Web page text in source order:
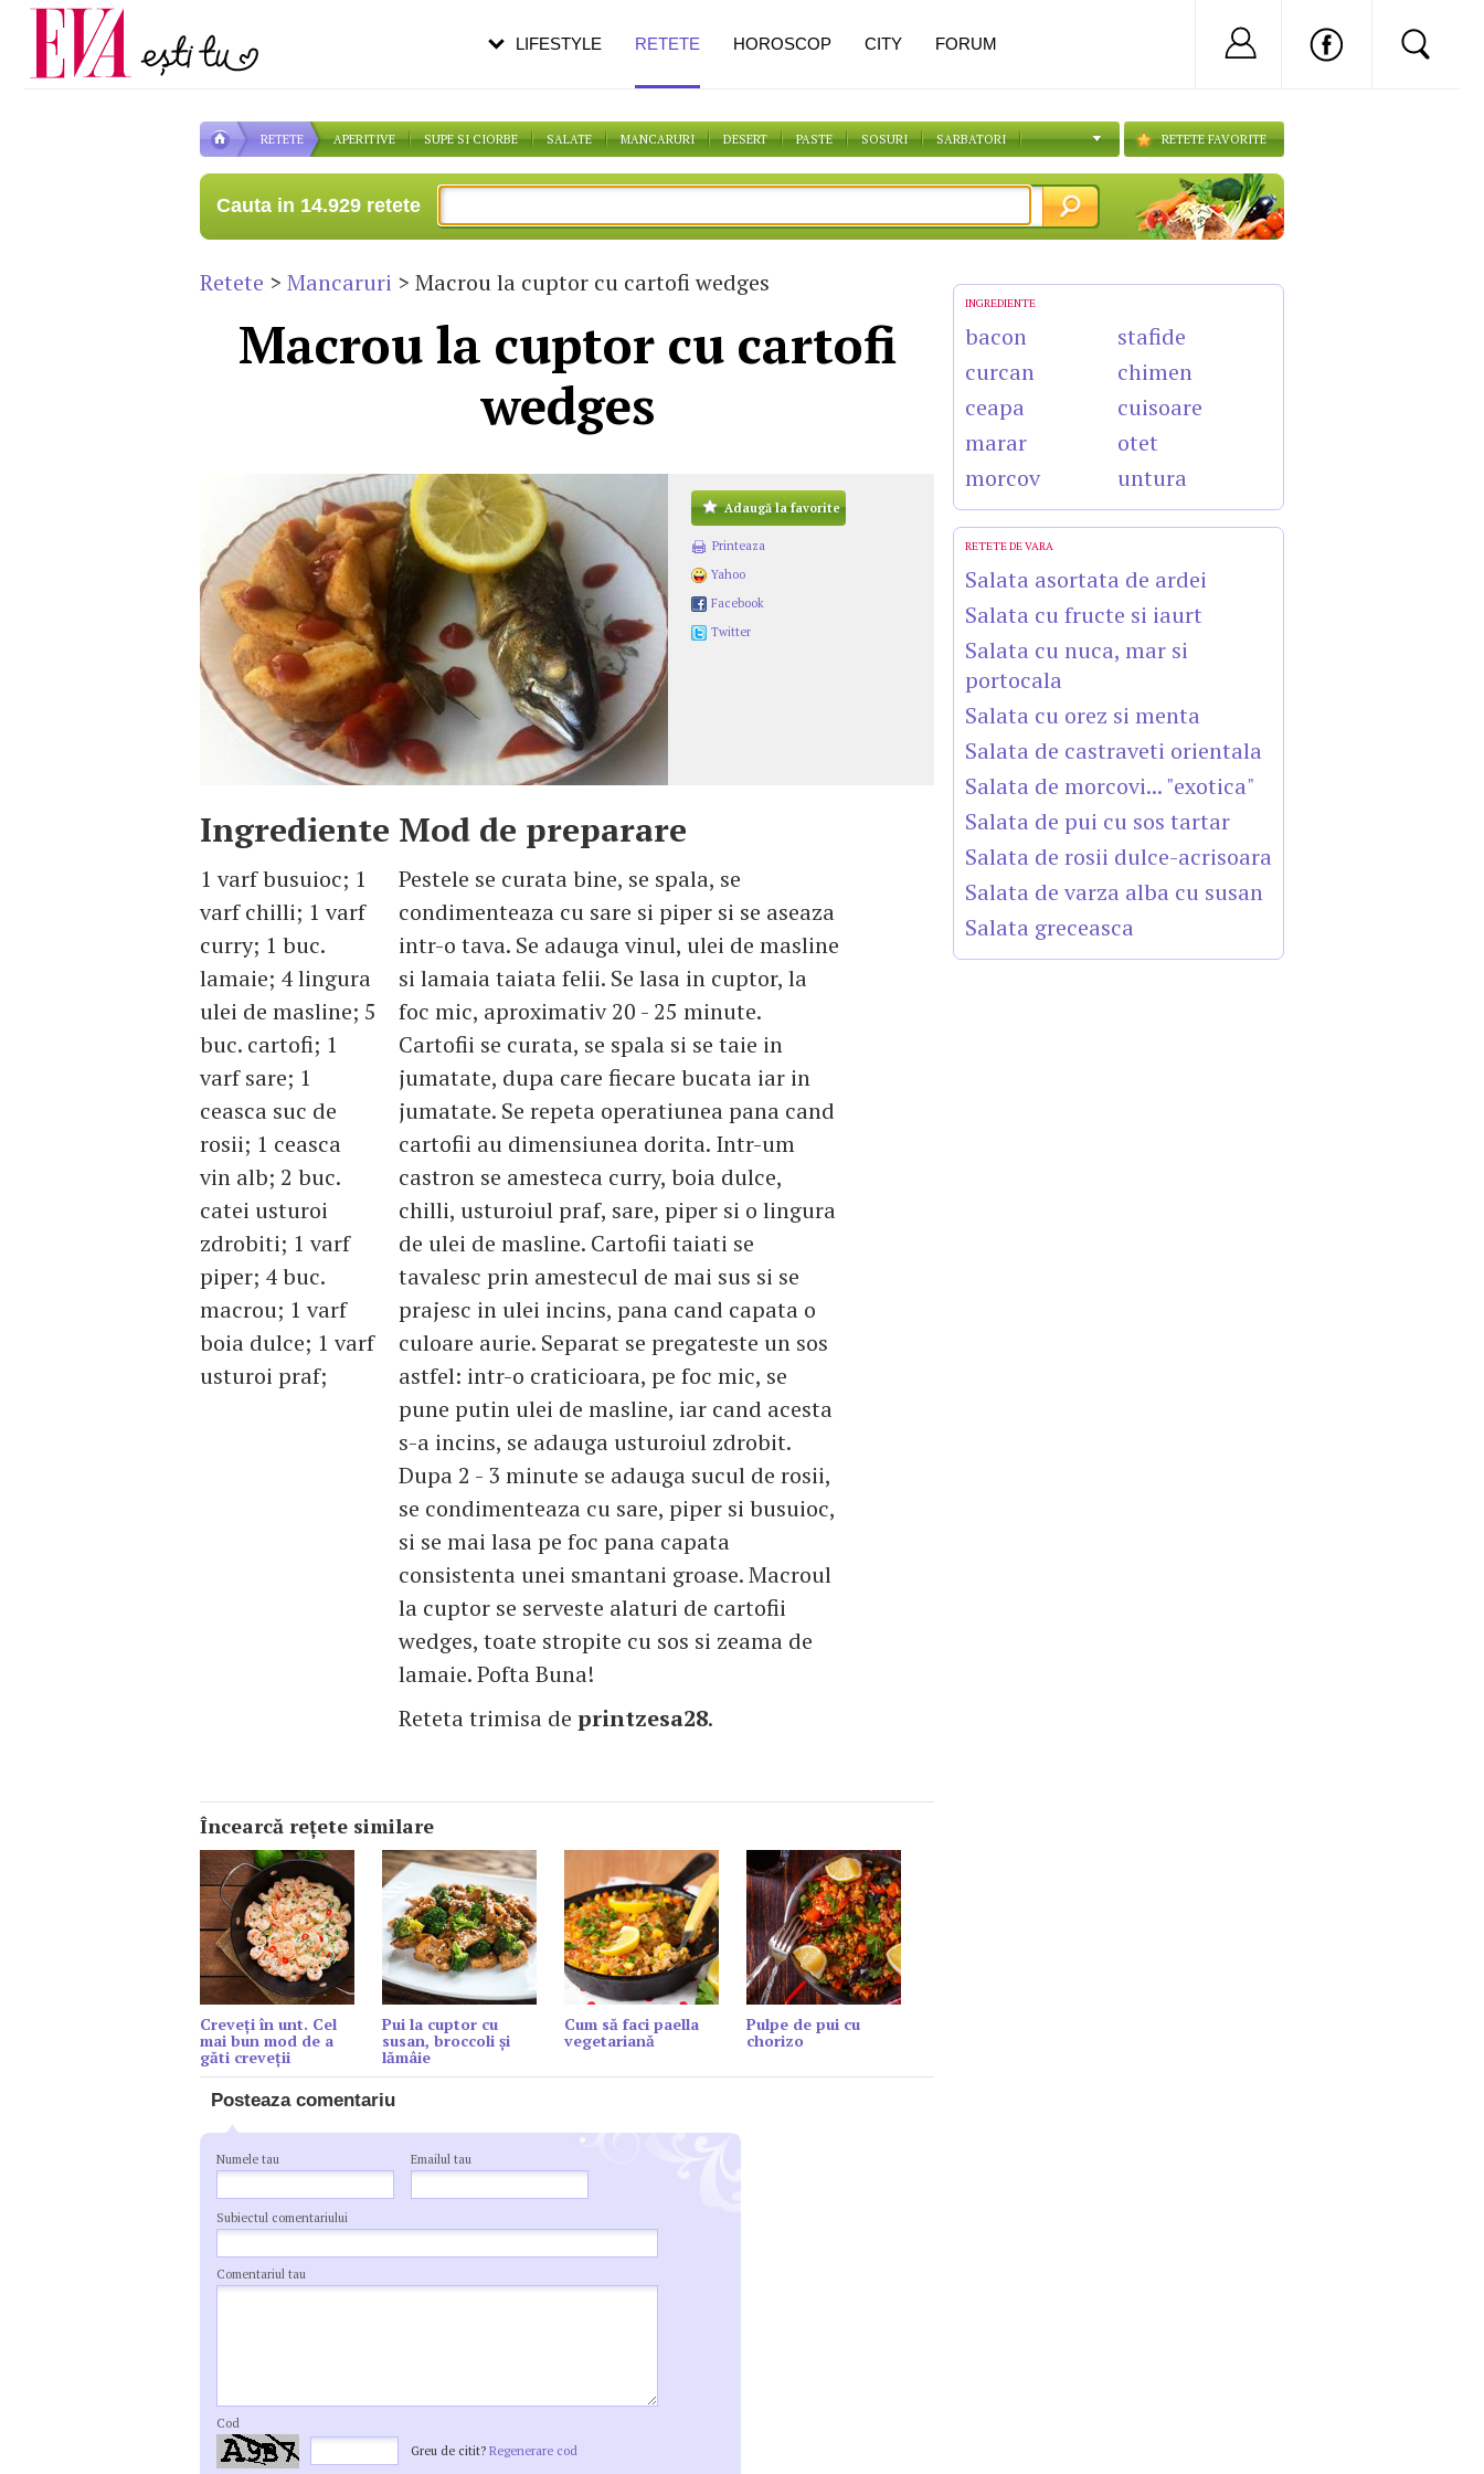
RETETE APERITIVE SUPE SI CIORBE SALATE MANCARURI DESERT PASTE SOSURI SARBATORI RETETE FAVORITE
Cauta in 14.929 retete
Retete > Mancaruri > Macrou la cuptor cu cartofi wedges
Macrou la cuptor cu cartofi
wedges
Adaugă la favorite
Printeaza
Yahoo
Facebook
Twitter
Ingrediente
1 varf busuioc; 1
varf chilli; 1 varf
curry; 1 buc.
lamaie; 4 lingura
ulei de masline; 5
buc. cartofi; 1
varf sare; 1
ceasca suc de
rosii; 1 ceasca
vin alb; 2 buc.
catei usturoi
zdrobiti; 1 varf
piper; 4 buc.
macrou; 1 varf
boia dulce; 1 varf
usturoi praf;
Mod de preparare
Pestele se curata bine, se spala, se
condimenteaza cu sare si piper si se aseaza
intr-o tava. Se adauga vinul, ulei de masline
si lamaia taiata felii. Se lasa in cuptor, la
foc mic, aproximativ 20 - 25 minute.
Cartofii se curata, se spala si se taie in
jumatate, dupa care fiecare bucata iar in
jumatate. Se repeta operatiunea pana cand
cartofii au dimensiunea dorita. Intr-um
castron se amesteca curry, boia dulce,
chilli, usturoiul praf, sare, piper si o lingura
de ulei de masline. Cartofii taiati se
tavalesc prin amestecul de mai sus si se
prajesc in ulei incins, pana cand capata o
culoare aurie. Separat se pregateste un sos
astfel: intr-o craticioara, pe foc mic, se
pune putin ulei de masline, iar cand acesta
s-a incins, se adauga usturoiul zdrobit.
Dupa 2 - 3 minute se adauga sucul de rosii,
se condimenteaza cu sare, piper si busuioc,
si se mai lasa pe foc pana capata
consistenta unei smantani groase. Macroul
la cuptor se serveste alaturi de cartofii
wedges, toate stropite cu sos si zeama de
lamaie. Pofta Buna!
Reteta trimisa de printzesa28.
Încearcă reţete similare
Creveți în unt. Cel
mai bun mod de a
găti creveții
Pui la cuptor cu
susan, broccoli și
lămâie
Cum să faci paella
vegetariană
Pulpe de pui cu
chorizo
Posteaza comentariu
Numele tau Emailul tau
Subiectul comentariului
Comentariul tau
Cod
Greu de citit? Regenerare cod
INGREDIENTE
bacon
curcan
ceapa
marar
morcov
stafide
chimen
cuisoare
otet
untura
RETETE DE VARA
Salata asortata de ardei
Salata cu fructe si iaurt
Salata cu nuca, mar si
portocala
Salata cu orez si menta
Salata de castraveti orientala
Salata de morcovi... "exotica"
Salata de pui cu sos tartar
Salata de rosii dulce-acrisoara
Salata de varza alba cu susan
Salata greceasca
LIFESTYLE RETETE HOROSCOP CITY FORUM Nu ai cont?
Carieră
Actualitate